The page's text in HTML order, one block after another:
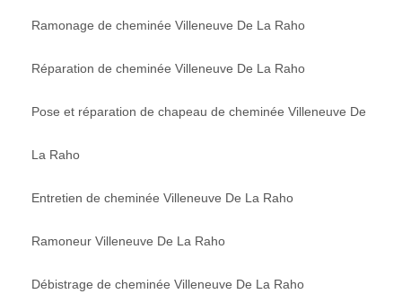
Ramonage de cheminée Villeneuve De La Raho
Réparation de cheminée Villeneuve De La Raho
Pose et réparation de chapeau de cheminée Villeneuve De
La Raho
Entretien de cheminée Villeneuve De La Raho
Ramoneur Villeneuve De La Raho
Débistrage de cheminée Villeneuve De La Raho